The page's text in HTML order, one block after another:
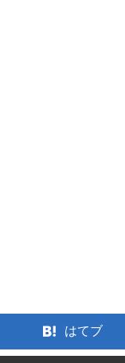
はてブ